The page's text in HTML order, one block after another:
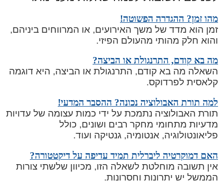
מהו זמן? ההגדרה הפשוטה!
זמן הוא מדד של משך האירועים, או המרווחים ביניהם,
והוא חלק מהותי מהעולם הפיזי.
מה בא קודם, התרנגולת או הביצה?
השאלה מה בא קודם, התרנגולת או הביצה, היא דוגמה
קלאסית לפרדוקס.
למה תורת האבולוציה נכונה? ההסבר המדעי!
תורת האבולוציה נתמכת על ידי כמות עצומה של עדויות
מדעיות מתחומי מחקר רבים ושונים, כולל
פליאונטולוגיה, אנטומיה, גנטיקה ועוד.
האם דמוקרטיה ליברלית תמיד עדיפה על דיקטטורה?
אין תשובה מוחלטת לשאלה הזו, מכיוון שלשתי צורות
הממשל יש יתרונות וחסרונות.